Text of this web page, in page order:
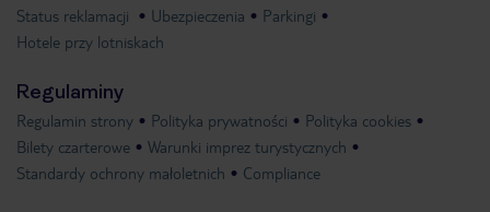
Status reklamacji
Ubezpieczenia
Parkingi
Hotele przy lotniskach
Regulaminy
Regulamin strony Polityka prywatności
Polityka cookies
Bilety czarterowe
Warunki imprez turystycznych
Standardy ochrony małoletnich
Compliance